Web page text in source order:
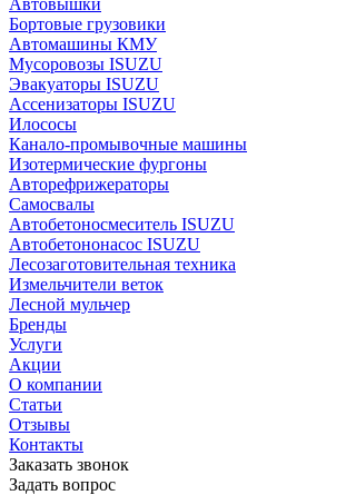
Автовышки
Бортовые грузовики
Автомашины КМУ
Мусоровозы ISUZU
Эвакуаторы ISUZU
Ассенизаторы ISUZU
Илососы
Канало-промывочные машины
Изотермические фургоны
Авторефрижераторы
Самосвалы
Автобетоносмеситель ISUZU
Автобетононасос ISUZU
Лесозаготовительная техника
Измельчители веток
Лесной мульчер
Бренды
Услуги
Акции
О компании
Статьи
Отзывы
Контакты
Заказать звонок
Задать вопрос